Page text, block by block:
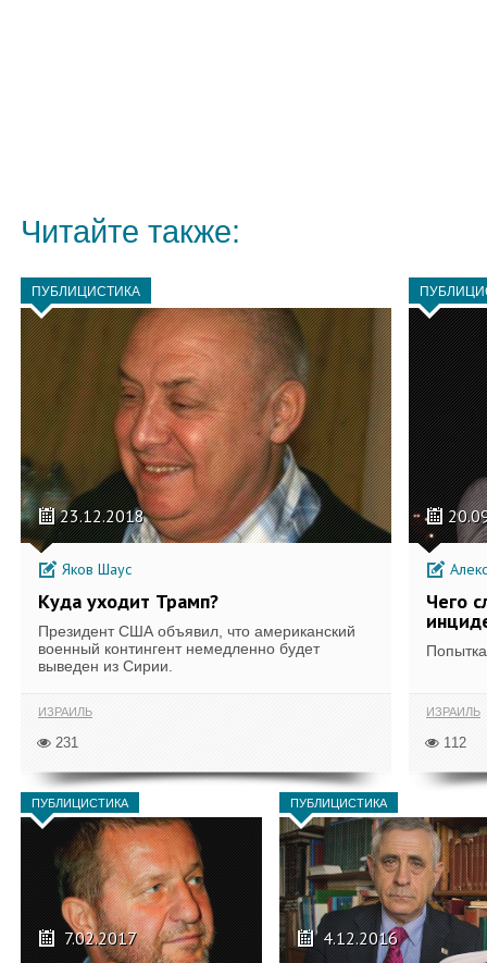
Читайте также:
ПУБЛИЦИСТИКА
23.12.2018
Яков Шаус
Куда уходит Трамп?
Президент США объявил, что американский
военный контингент немедленно будет
выведен из Сирии.
ИЗРАИЛЬ
231
Чего
ИЗРАИЛЬ
112
ПУБЛИЦИСТИКА
7.02.2017
ПУБЛИЦИСТИКА
4.12.2016